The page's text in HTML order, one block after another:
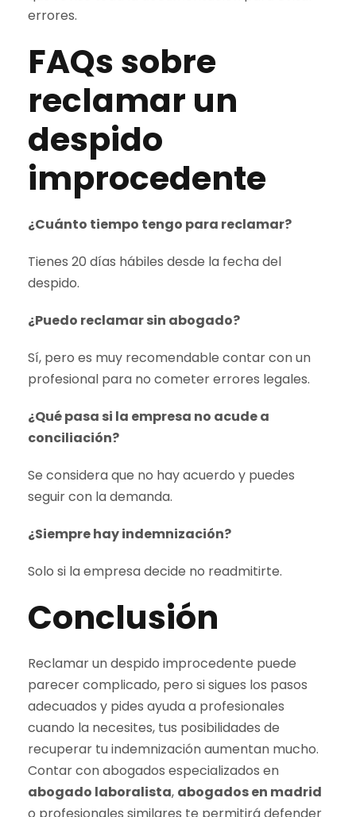
errores.
FAQs sobre
reclamar un
despido
improcedente
¿Cuánto tiempo tengo para reclamar?
Tienes 20 días hábiles desde la fecha del
despido.
¿Puedo reclamar sin abogado?
Sí, pero es muy recomendable contar con un
profesional para no cometer errores legales.
¿Qué pasa si la empresa no acude a
conciliación?
Se considera que no hay acuerdo y puedes
seguir con la demanda.
¿Siempre hay indemnización?
Solo si la empresa decide no readmitirte.
Conclusión
Reclamar un despido improcedente puede
parecer complicado, pero si sigues los pasos
adecuados y pides ayuda a profesionales
cuando la necesites, tus posibilidades de
recuperar tu indemnización aumentan mucho.
Contar con abogados especializados en
abogado laboralista, abogados en madrid